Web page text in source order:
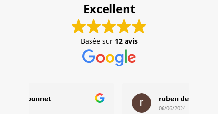
Excellent
Basée sur 12 avis
ruben debard